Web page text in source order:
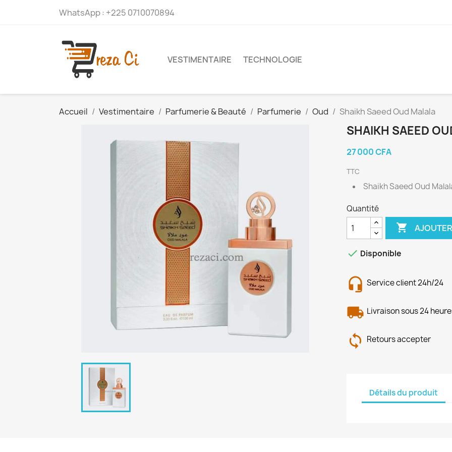
WhatsApp : +225 0710070894
VESTIMENTAIRE TECHNOLOGIE
Accueil Vestimentaire Parfumerie & Beauté Parfumerie Oud Shaikh Saeed Oud Malala
SHAIKH SAEED
27 000 CFA
TTC
Shaikh Saeed Oud
Quantité

 Disponible
Service client 24h/24
Livraison sous 24
Retours accepter
Détails du produit